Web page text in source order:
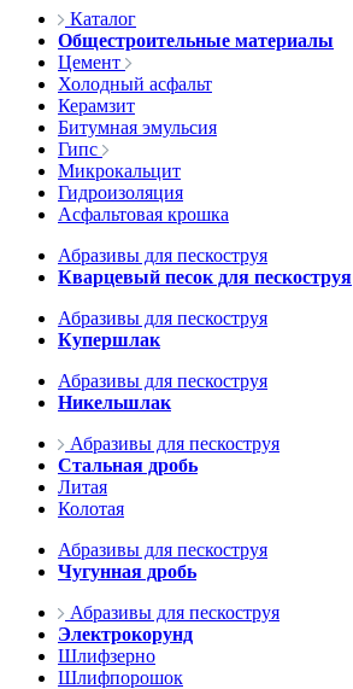
Каталог
Общестроительные материалы
Цемент
Холодный асфальт
Керамзит
Битумная эмульсия
Гипс
Микрокальцит
Гидроизоляция
Асфальтовая крошка
Абразивы для пескоструя
Кварцевый песок для пескоструя
Абразивы для пескоструя
Купершлак
Абразивы для пескоструя
Никельшлак
Абразивы для пескоструя
Стальная дробь
Литая
Колотая
Абразивы для пескоструя
Чугунная дробь
Абразивы для пескоструя
Электрокорунд
Шлифзерно
Шлифпорошок